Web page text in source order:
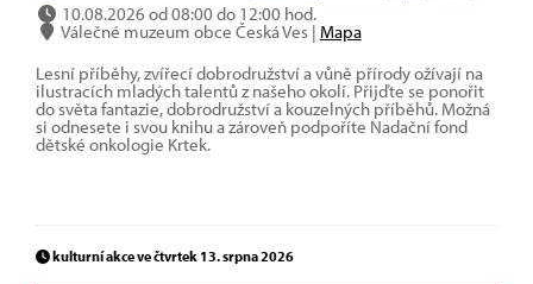
10.08.2026 od 08:00 do 12:00 hod.
Válečné muzeum obce Česká Ves | Mapa
Lesní příběhy, zvířecí dobrodružství a vůně přírody ožívají na
ilustracích mladých talentů z našeho okolí. Přijďte se ponořit
do světa fantazie, dobrodružství a kouzelných příběhů. Možná
si odnesete i svou knihu a zároveň podpoříte Nadační fond
dětské onkologie Krtek.
kulturní akce ve čtvrtek 13. srpna 2026